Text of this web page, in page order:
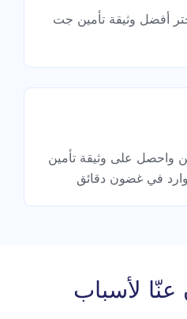
أفضل وثيقة تأمين جت
واحصل على وثيقة تأمين
في غضون دقائق
عنّا لأسباب